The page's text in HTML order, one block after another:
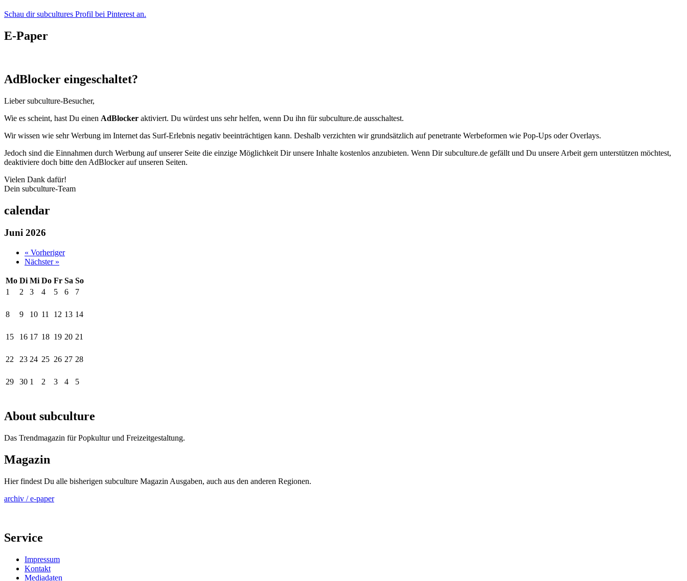
Schau dir subcultures Profil bei Pinterest an.
E-Paper
AdBlocker eingeschaltet?
Lieber subculture-Besucher,
Wie es scheint, hast Du einen AdBlocker aktiviert. Du würdest uns sehr helfen, wenn Du ihn für subculture.de ausschaltest.
Wir wissen wie sehr Werbung im Internet das Surf-Erlebnis negativ beeinträchtigen kann. Deshalb verzichten wir grundsätzlich auf penetrante Werbeformen wie Pop-Ups oder Overlays.
Jedoch sind die Einnahmen durch Werbung auf unserer Seite die einzige Möglichkeit Dir unsere Inhalte kostenlos anzubieten. Wenn Dir subculture.de gefällt und Du unsere Arbeit gern unterstützen möchtest,
deaktiviere doch bitte den AdBlocker auf unseren Seiten.
Vielen Dank dafür!
Dein subculture-Team
calendar
Juni 2026
« Vorheriger
Nächster »
Mo Di Mi Do Fr Sa So
1
2 3 4 5 6 7
8 9 10 11 12 13 14
15 16 17 18 19 20 21
22 23 24 25 26 27 28
29 30 1 2 3 4 5
About subculture
Das Trendmagazin für Popkultur und Freizeitgestaltung.
Magazin
Hier findest Du alle bisherigen subculture Magazin Ausgaben, auch aus den anderen Regionen.
archiv / e-paper
Service
Impressum
Kontakt
Mediadaten